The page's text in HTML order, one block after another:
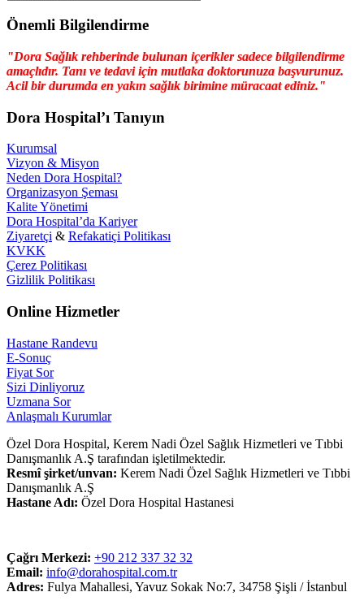
Rehberi
Önemli Bilgilendirme
"Dora Sağlık rehberinde bulunan içerikler sadece bilgilendirme
amaçlıdır. Tanı ve tedavi için mutlaka doktorunuza başvurunuz.
Acil bir durumda en yakın sağlık birimine müracaat ediniz."
Dora Hospital’ı Tanıyın
Kurumsal
Vizyon & Misyon
Neden Dora Hospital?
Organizasyon Şeması
Kalite Yönetimi
Dora Hospital’da Kariyer
Ziyaretçi & Refakatiçi Politikası
KVKK
Çerez Politikası
Gizlilik Politikası
Online Hizmetler
Hastane Randevu
E-Sonuç
Fiyat Sor
Sizi Dinliyoruz
Uzmana Sor
Anlaşmalı Kurumlar
Özel Dora Hospital, Kerem Nadi Özel Sağlık Hizmetleri ve Tıbbi
Danışmanlık A.Ş tarafından işletilmektedir.
Resmî şirket/unvan: Kerem Nadi Özel Sağlık Hizmetleri ve Tıbbi
Danışmanlık A.Ş
Hastane Adı: Özel Dora Hospital Hastanesi
Çağrı Merkezi: +90 212 337 32 32
Email: info@dorahospital.com.tr
Adres: Fulya Mahallesi, Yavuz Sokak No:7, 34758 Şişli / İstanbul